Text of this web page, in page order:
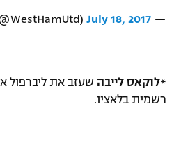
רשיון להקרנה פומבית לבית עסק
לוח דרושים – ג'ובנט
— West Ham United (@WestHamUtd)
July 18, 2017
*לוקאס לייבה שעזב את ליברפול
רשמית בלאציו.